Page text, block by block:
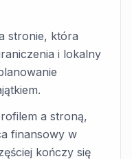
stronie, która
i lokalny
a stroną,
finansowy w
kończy się